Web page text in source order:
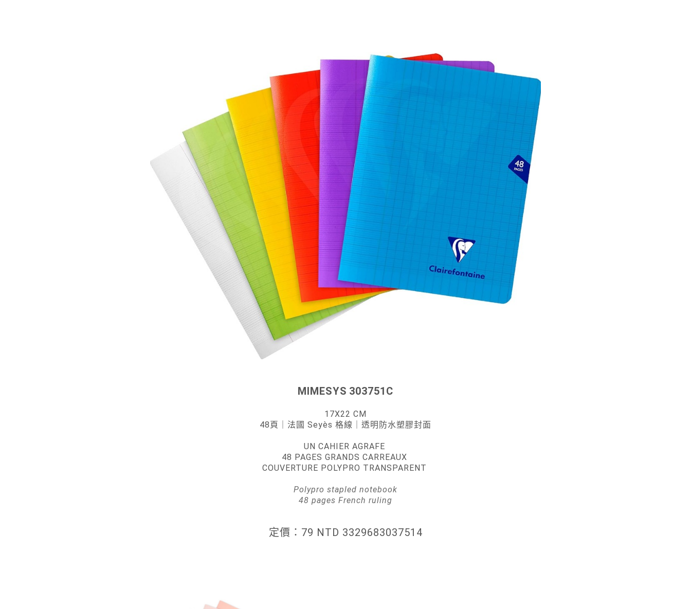
MIMESYS 303751C
17X22 CM
48頁
｜法國 Seyès 格線｜ 透明防水塑膠封面
UN CAHIER AGRAFE
48 PAGES GRANDS CARREAUX
COUVERTURE POLYPRO TRANSPARENT
Polypro stapled notebook
48 pages French ruling
定價：79 NTD 3329683037514